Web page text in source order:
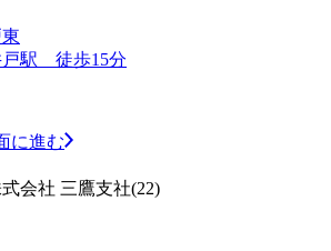
駅 徒歩15分
に進む
会社 三鷹支社(22)